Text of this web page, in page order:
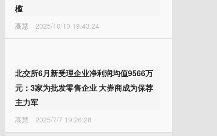
槛
高慧 2025/10/10 19:43:24
北交所6月新受理企业净利润均值9566万
元：3家为批发零售企业 大券商成为保荐
主力军
高慧 2025/7/7 19:26:28